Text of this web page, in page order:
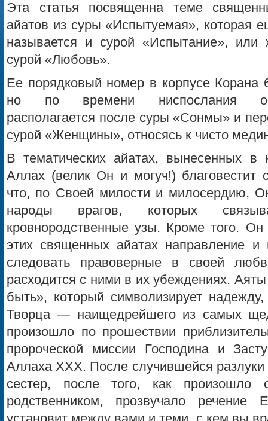
Эта статья посвященна теме
айатов из суры «Испытуемая», которая
называется и сурой «Испытание», или
сурой «Любовь».
Ее порядковый номер в корпусе Корана
но по времени ниспослания
располагается после суры «Сонмы» и
сурой «Женщины», относясь к чисто
В тематических айатах, вынесенных в
Аллах (велик Он и могуч!) благовестит
что, по Своей милости и милосердию,
народы врагов, которых
кровнородственные узы. Кроме того.
этих священных айатах направление
следовать правоверные в своей
расходится с ними в их убеждениях.
быть», который символизирует
Творца — наищедрейшего из самых
произошло по прошествии
проро­ческой миссии Господина и
Аллаха ХХХ. После случившейся разлуки
сестер, после того, как произошло
родственником, прозвучало